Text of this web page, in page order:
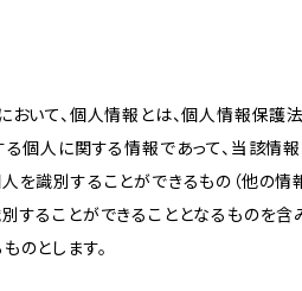
おいて、個人情報とは、個人情報保護
る個人に関する情報であって、当該情
を識別することができるもの（他の情
することができることとなるものを含
のとします。